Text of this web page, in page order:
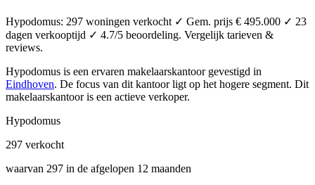
Hypodomus: 297 woningen verkocht ✓ Gem. prijs € 495.000 ✓ 23
dagen verkooptijd ✓ 4.7/5 beoordeling. Vergelijk tarieven &
reviews.
Hypodomus is een ervaren makelaarskantoor gevestigd in
Eindhoven. De focus van dit kantoor ligt op het hogere segment. Dit
makelaarskantoor is een actieve verkoper.
Hypodomus
297 verkocht
waarvan 297 in de afgelopen 12 maanden